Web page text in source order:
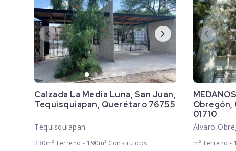
Calzada La Media Luna, San Juan,
Tequisquiapan, Querétaro 76755
Tequisquiapan
230m² Terreno - 190m² Construidos
Obregón,
01710
Álvaro
m² Terreno -